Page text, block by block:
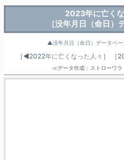
2023年に亡く
［没年月日（命日）
▲没年月日（命日）データベー
［◀2022年に亡くなった人々 ］ ［
≪データ作成：ストローワ